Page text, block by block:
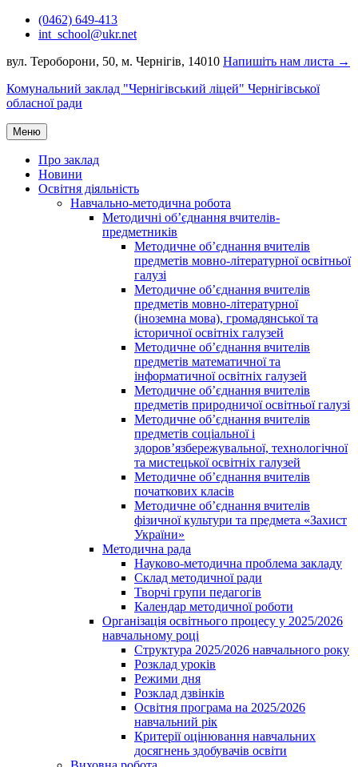
Перейти(0462) 649-413
int_school@ukr.net
вул. Тероборони, 50, м. Чернігів, 14010 Напишіть нам листа →
Комунальний заклад "Чернігівський ліцей" Чернігівської
обласної ради
Меню
Про заклад
Новини
Освітня діяльність
Навчально-методична робота
Методичні об’єднання вчителів-
предметників
Методичне об’єднання вчителів
предметів мовно-літературної освітньої
галузі
Методичне об’єднання вчителів
предметів мовно-літературної
(іноземна мова), громадянської та
історичної освітніх галузей
Методичне об’єднання вчителів
предметів математичної та
інформатичної освітніх галузей
Методичне об’єднання вчителів
предметів природничої освітньої галузі
Методичне об’єднання вчителів
предметів соціальної і
здоров’язбережувальної, технологічної
та мистецької освітніх галузей
Методичне об’єднання вчителів
початкових класів
Методичне об’єднання вчителів
фізичної культури та предмета «Захист
України»
Методична рада
Науково-методична проблема закладу
Склад методичної ради
Творчі групи педагогів
Календар методичної роботи
Організація освітнього процесу у 2025/2026
навчальному році
Структура 2025/2026 навчального року
Розклад уроків
Режими дня
Розклад дзвінків
Освітня програма на 2025/2026
навчальний рік
Критерії оцінювання навчальних
досягнень здобувачів освіти